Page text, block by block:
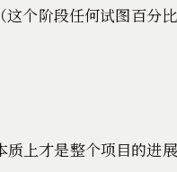
个阶段任何试图百分
上才是整个项目的进